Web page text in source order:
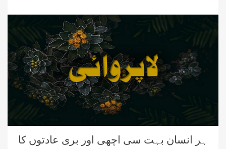
ہر انسان بہت سی اچھی اور بری عادتوں کا